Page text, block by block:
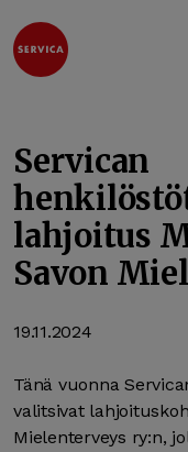
Servican
lahjoitus
Savon
19.11.2024
Tänä vuonna
valitsivat
Mielenterveys ry:n,